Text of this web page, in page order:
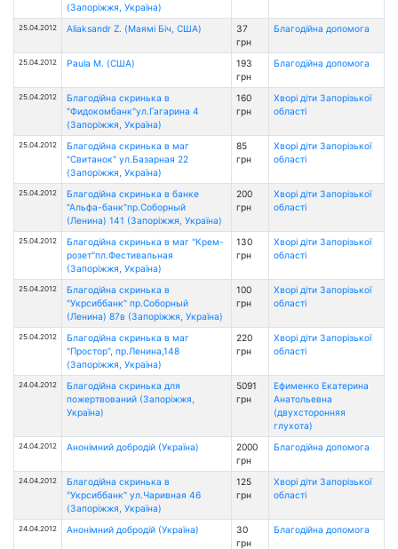
(Запоріжжя, Україна)
25.04.2012 Aliaksandr Z. (Маямі Біч, США)
37
грн
Благодійна допомога
25.04.2012 Paula M. (США)
193
грн
Благодійна допомога
25.04.2012
Благодійна скринька в
"Фидокомбанк"ул.Гагарина 4
(Запоріжжя, Україна)
160
грн
Хворі діти Запорізької
області
25.04.2012
Благодійна скринька в маг
"Свитанок" ул.Базарная 22
(Запоріжжя, Україна)
85
грн
Хворі діти Запорізької
області
25.04.2012
Благодійна скринька в банке
"Альфа-банк"пр.Соборный
(Ленина) 141 (Запоріжжя, Україна)
200
грн
Хворі діти Запорізької
області
25.04.2012
Благодійна скринька в маг "Крем-
розет"пл.Фестивальная
(Запоріжжя, Україна)
130
грн
Хворі діти Запорізької
області
25.04.2012
Благодійна скринька в
"Укрсиббанк" пр.Соборный
(Ленина) 87в (Запоріжжя, Україна)
100
грн
Хворі діти Запорізької
області
25.04.2012
Благодійна скринька в маг
"Простор", пр.Ленина,148
(Запоріжжя, Україна)
220
грн
Хворі діти Запорізької
області
24.04.2012
Благодійна скринька для
пожертвований (Запоріжжя,
Україна)
5091
грн
Ефименко Екатерина
Анатольевна
(двухсторонняя
глухота)
24.04.2012 Анонімний добродій (Україна)
2000
грн
Благодійна допомога
24.04.2012
Благодійна скринька в
"Укрсиббанк" ул.Чаривная 46
(Запоріжжя, Україна)
125
грн
Хворі діти Запорізької
області
24.04.2012 Анонімний добродій (Україна)
30
грн
Благодійна допомога